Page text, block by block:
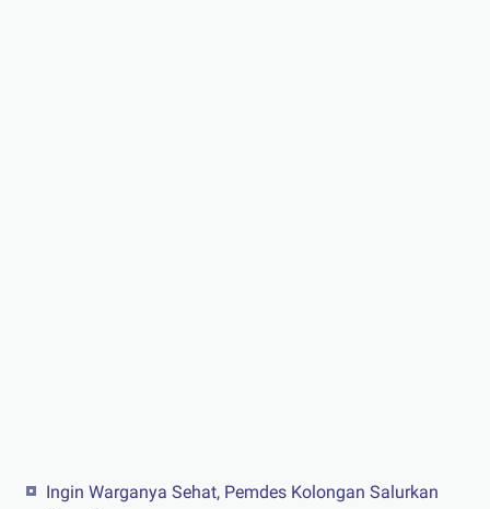
Ingin Warganya Sehat, Pemdes Kolongan Salurkan